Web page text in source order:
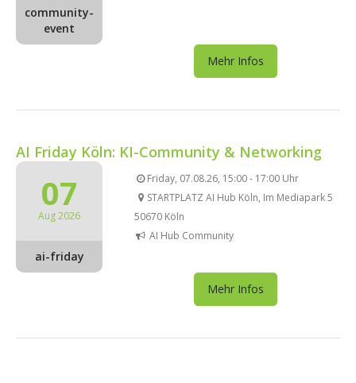
community-
event
Mehr Infos
AI Friday Köln: KI-Community & Networking
07
Aug 2026
ai-friday
Friday, 07.08.26, 15:00 - 17:00 Uhr
STARTPLATZ AI Hub Köln, Im Mediapark 5
50670 Köln
AI Hub Community
Mehr Infos